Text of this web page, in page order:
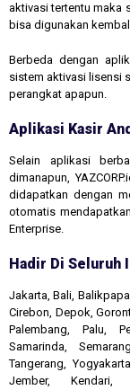
aktivasi tertentu maka
bisa digunakan
Berbeda dengan
sistem aktivasi lisensi
perangkat apapun.
Aplikasi Kasir
Selain aplikasi
dimanapun,
didapatkan dengan
otomatis
Enterprise.
Hadir Di Seluruh
Jakarta, Bali,
Cirebon, Depok,
Palembang, Palu,
Samarinda,
Tangerang,
Jember, Kendari,